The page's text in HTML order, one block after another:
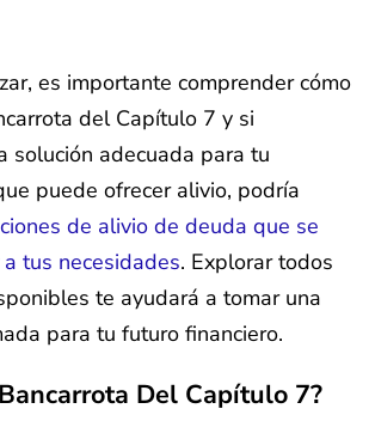
es importante comprender cómo
del Capítulo 7 y si
solución adecuada para tu
puede ofrecer alivio, podría
de alivio de deuda que se
tus necesidades. Explorar todos
te ayudará a tomar una
para tu futuro financiero.
Del Capítulo 7?